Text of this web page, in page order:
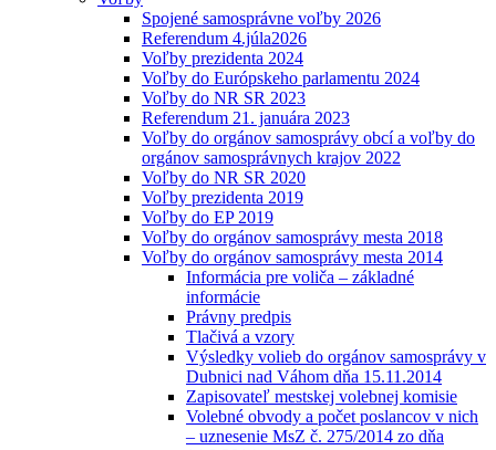
Spojené samosprávne voľby 2026
Referendum 4.júla2026
Voľby prezidenta 2024
Voľby do Európskeho parlamentu 2024
Voľby do NR SR 2023
Referendum 21. januára 2023
Voľby do orgánov samosprávy obcí a voľby do
orgánov samosprávnych krajov 2022
Voľby do NR SR 2020
Voľby prezidenta 2019
Voľby do EP 2019
Voľby do orgánov samosprávy mesta 2018
Voľby do orgánov samosprávy mesta 2014
Informácia pre voliča – základné
informácie
Právny predpis
Tlačivá a vzory
Výsledky volieb do orgánov samosprávy v
Dubnici nad Váhom dňa 15.11.2014
Zapisovateľ mestskej volebnej komisie
Volebné obvody a počet poslancov v nich
– uznesenie MsZ č. 275/2014 zo dňa